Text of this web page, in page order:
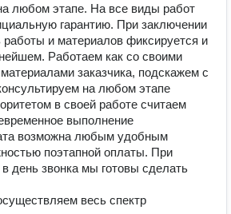
любом этапе. На все виды работ
гарантию. При заключении
работы и материалов фиксируется и
Работаем как со своими
заказчика, подскажем с
на любом этапе
в своей работе считаем
выполнение
возможна любым удобным
поэтапной оплаты. При
день звонка мы готовы сделать
весь спектр